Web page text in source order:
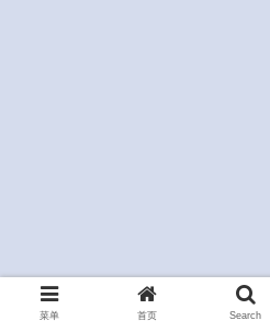
菜单 首页 Search